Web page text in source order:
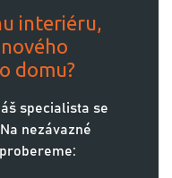
interiéru,
domu?
specialista se
nezávazné